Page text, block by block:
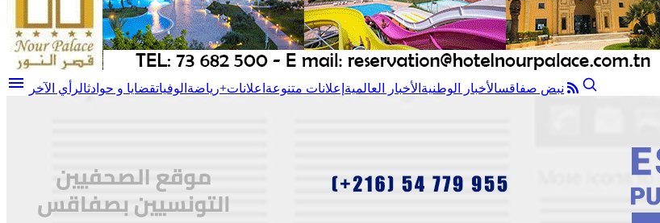
menu نبض صفاقسالأخبار الوطنية الأخبار العالمية إعلانات متنوعة اعلانات+رياضة الوفياتقضايا و حوادثالرأي الآخر